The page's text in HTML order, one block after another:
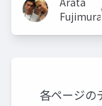
Fujimura
各ページの